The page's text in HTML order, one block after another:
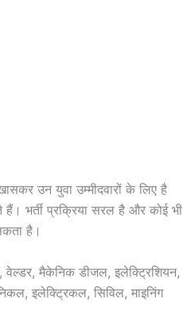
उन युवा उम्मीदवारों के लिए है
भर्ती प्रक्रिया सरल है और कोई भी
है।
मैकेनिक डीजल, इलेक्ट्रिशियन,
इलेक्ट्रिकल, सिविल, माइनिंग